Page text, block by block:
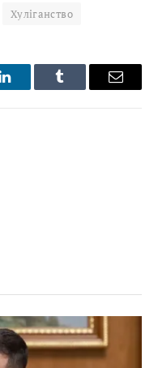
Хуліганство
LinkedInTumblr Email